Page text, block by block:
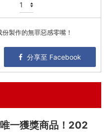
製作的無罪惡感零嘴！
分享至 Facebook
一獲獎商品！202